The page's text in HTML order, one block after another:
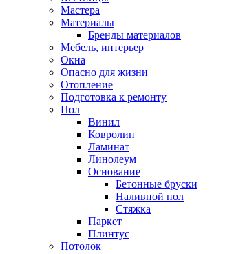
Мастера
Материалы
Бренды материалов
Мебель, интерьер
Окна
Опасно для жизни
Отопление
Подготовка к ремонту
Пол
Винил
Ковролин
Ламинат
Линолеум
Основание
Бетонные бруски
Наливной пол
Стяжка
Паркет
Плинтус
Потолок